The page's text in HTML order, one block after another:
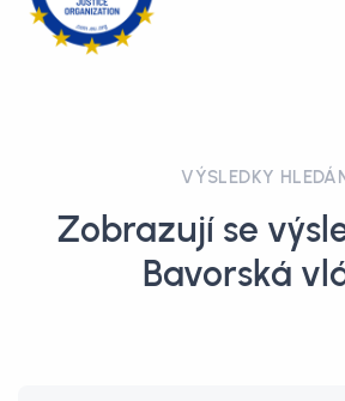
VÝSLEDKY
Zobrazují se
Bavorská